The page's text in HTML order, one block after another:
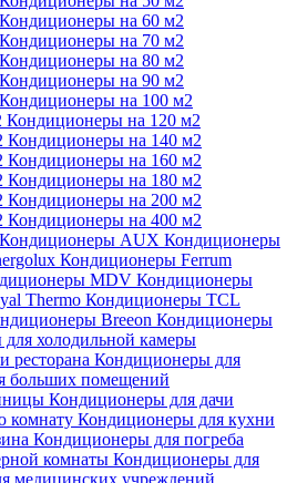
Кондиционеры на 60 м2
Кондиционеры на 70 м2
Кондиционеры на 80 м2
Кондиционеры на 90 м2
Кондиционеры на 100 м2
Кондиционеры на 120 м2
Кондиционеры на 140 м2
Кондиционеры на 160 м2
Кондиционеры на 180 м2
Кондиционеры на 200 м2
Кондиционеры на 400 м2
Кондиционеры AUX Кондиционеры
Кондиционеры Ferrum
MDV Кондиционеры
Thermo Кондиционеры TCL
Breeon Кондиционеры
холодильной камеры
ресторана Кондиционеры для
больших помещений
Кондиционеры для дачи
комнату Кондиционеры для кухни
Кондиционеры для погреба
комнаты Кондиционеры для
медицинских учреждений